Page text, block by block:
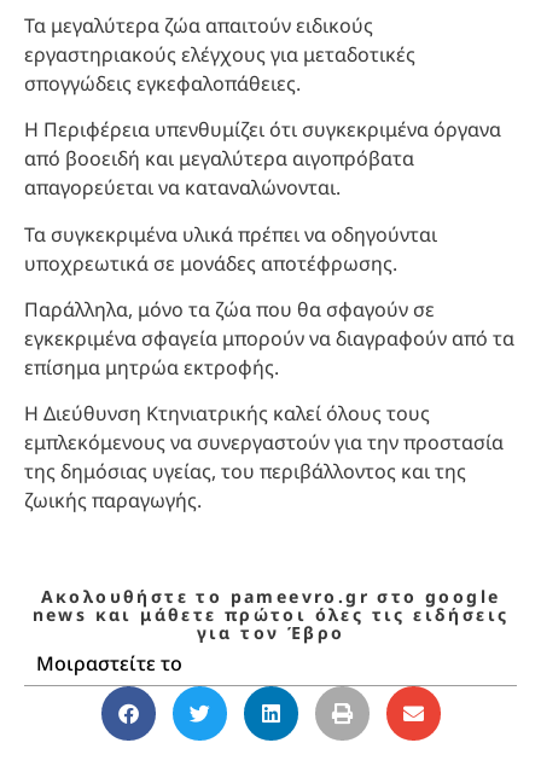
Τα μεγαλύτερα ζώα απαιτούν ειδικούς
εργαστηριακούς ελέγχους για μεταδοτικές
σπογγώδεις εγκεφαλοπάθειες.
Η Περιφέρεια υπενθυμίζει ότι συγκεκριμένα όργανα
από βοοειδή και μεγαλύτερα αιγοπρόβατα
απαγορεύεται να καταναλώνονται.
Τα συγκεκριμένα υλικά πρέπει να οδηγούνται
υποχρεωτικά σε μονάδες αποτέφρωσης.
Παράλληλα, μόνο τα ζώα που θα σφαγούν σε
εγκεκριμένα σφαγεία μπορούν να διαγραφούν από τα
επίσημα μητρώα εκτροφής.
Η Διεύθυνση Κτηνιατρικής καλεί όλους τους
εμπλεκόμενους να συνεργαστούν για την προστασία
της δημόσιας υγείας, του περιβάλλοντος και της
ζωικής παραγωγής.
Ακολουθήστε το pameevro.gr στο google
news και μάθετε πρώτοι όλες τις ειδήσεις
για τον Έβρο
Μοιραστείτε το